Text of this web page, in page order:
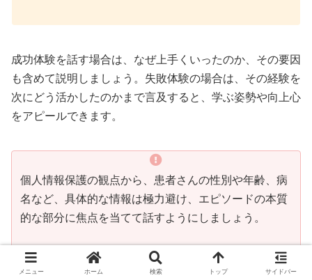
成功体験を話す場合は、なぜ上手くいったのか、その要因
も含めて説明しましょう。失敗体験の場合は、その経験を
次にどう活かしたのかまで言及すると、学ぶ姿勢や向上心
をアピールできます。
個人情報保護の観点から、患者さんの性別や年齢、病
名など、具体的な情報は極力避け、エピソードの本質
的な部分に焦点を当てて話すようにしましょう。
メニュー ホーム 検索 トップ サイドバー